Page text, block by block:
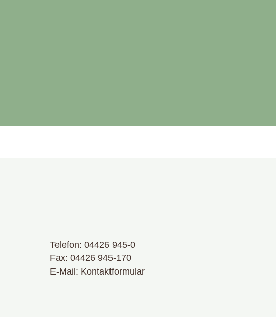
Telefon: 04426 945-0
Fax: 04426 945-170
E-Mail: Kontaktformular